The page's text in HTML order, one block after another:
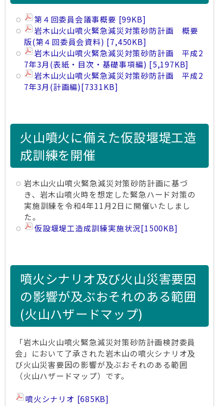
第４回委員会議事概要 99KB
岩木山火山­噴火緊急減­災対策砂防­計画 概要
版(第４回委員会資料)
7,450KB
岩木山火山噴火緊急減災対策砂防計画 平成2
7年3月(表紙・目次・基礎事項編)
5,197KB
岩木山火山噴火緊急減災対策砂防計画 平成2
7年3月(計画編)[7331KB]
火山噴火に備えた仮設堰堤工造
成訓練を開催
岩木山火山噴火緊急減災対策砂防計画に基づ
き、岩木山噴火時を想定した緊急ハード対策の
実施訓練を令和4年11月2日に開催いたしまし
た。
仮設堰堤工造成訓練実施状況[1500KB]
噴火シナリオ及び火山災害要因
の影響が及ぶおそれのある範囲
(火山ハザードマップ)
「岩木山火山噴火緊急減災対策砂防計画検討委員
会」において了承された岩木山の噴火シナリオ及
び火山災害要因の影響が及ぶおそれのある範囲
（火山ハザードマップ）です。
噴火シナリオ 685KB